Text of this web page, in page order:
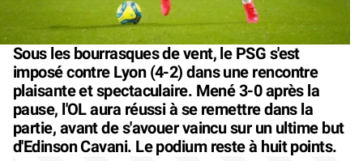
Sous les bourrasques de vent, le PSG s'est
imposé contre Lyon (4-2) dans une rencontre
plaisante et spectaculaire. Mené 3-0 après la
pause, l'OL aura réussi à se remettre dans la
partie, avant de s'avouer vaincu sur un ultime but
d'Edinson Cavani. Le podium reste à huit points.